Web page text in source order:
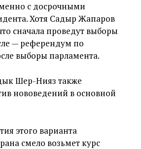
с досрочными
Хотя Садыр Жапаров
сначала проведут выборы
— референдум по
выборы парламента.
Шер-Нияз также
нововедений в основной
этого варианта
смело возьмет курс